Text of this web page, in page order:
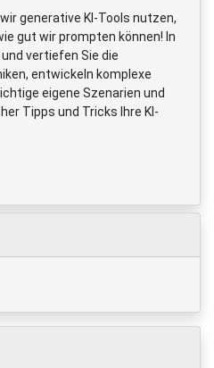
generative KI-Tools nutzen,
gut wir prompten können! In
vertiefen Sie die
entwickeln komplexe
eigene Szenarien und
Tipps und Tricks Ihre KI-